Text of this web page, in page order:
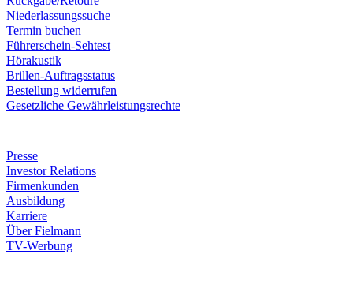
Niederlassungssuche
Termin buchen
Führerschein-Sehtest
Hörakustik
Brillen-Auftragsstatus
Bestellung widerrufen
Gesetzliche Gewährleistungsrechte
Presse
Investor Relations
Firmenkunden
Ausbildung
Karriere
Über Fielmann
TV-Werbung